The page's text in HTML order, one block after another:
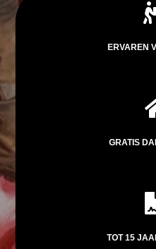
ERVAREN
GRATIS
TOT 15